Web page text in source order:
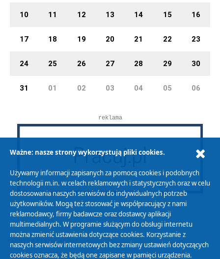
10 11 12 13 14 15 16
17 18 19 20 21 22 23
24 25 26 27 28 29 30
31 01 02 03 04 05 06
reklama
Polityka Prywatności
Zasady korzystania z Serwisu
Ważne: nasze strony wykorzystują pliki cookies.
Używamy informacji zapisanych za pomocą cookies i podobnych
technologii m.in. w celach reklamowych i statystycznych oraz w celu
dostosowania naszych serwisów do indywidualnych potrzeb
użytkowników. Mogą też stosować je współpracujący z nami
reklamodawcy, firmy badawcze oraz dostawcy aplikacji
multimedialnych. W programie służącym do obsługi internetu
można zmienić ustawienia dotyczące cookies. Korzystanie z
naszych serwisów internetowych bez zmiany ustawień dotyczących
cookies oznacza, że będą one zapisane w pamięci urządzenia.